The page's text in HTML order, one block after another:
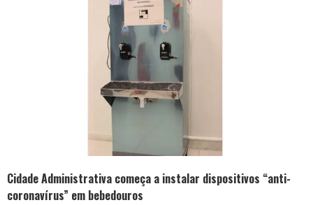
Cidade Administrativa começa a instalar dispositivos “anti-
coronavírus” em bebedouros